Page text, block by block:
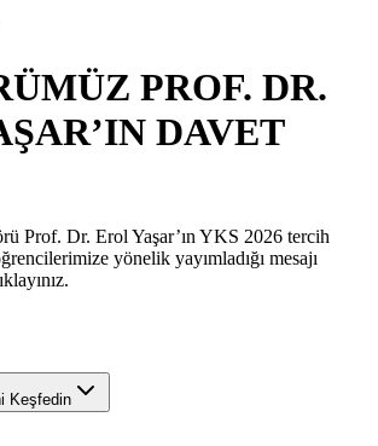
PROF. DR.
DAVET
Prof. Dr. Erol Yaşar’ın YKS 2026 tercih
yönelik yayımladığı mesajı
Keşfedin